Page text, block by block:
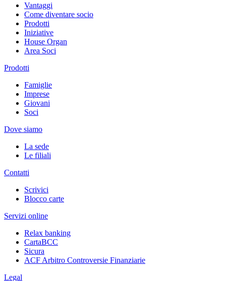
Vantaggi
Come diventare socio
Prodotti
Iniziative
House Organ
Area Soci
Prodotti
Famiglie
Imprese
Giovani
Soci
Dove siamo
La sede
Le filiali
Contatti
Scrivici
Blocco carte
Servizi online
Relax banking
CartaBCC
Sicura
ACF Arbitro Controversie Finanziarie
Legal